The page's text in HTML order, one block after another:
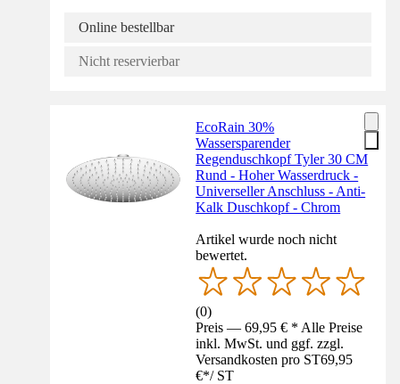
Online bestellbar
Nicht reservierbar
EcoRain 30%
Wassersparender
Regenduschkopf Tyler 30 CM
Rund - Hoher Wasserdruck -
Universeller Anschluss - Anti-
Kalk Duschkopf - Chrom
Artikel wurde noch nicht
bewertet.
(0)
Preis — 69,95 € * Alle Preise
inkl. MwSt. und ggf. zzgl.
Versandkosten pro ST69,95
€*/ ST